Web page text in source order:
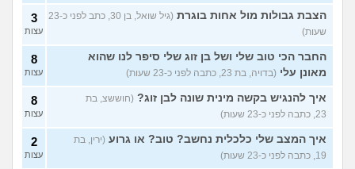
מנהל רשת בחיל התקשוב או
לוחם הגנה אווירית?
בן 19)
0
עצות
שתי אופציות קשות לפני
השירות בצה"ל (ניצן, בן 18)
2
התנשקתי עם מישהו מהבסיס
שלי ואני לא יודעת מה אני
מרגישה לגבי זה (תמר, בת 20)
6
עצות
אפשרי לקבל מנ״תית בסירוב
בבאקום?
(ליה, בת 20)
0
הצבת גבולות מול אחות בוגרת
(גיל שואל, בן 30, כתב לפני כ-23
שעות)
3
עצות
החבר הכי טוב שלי ושל בן זוג שלי סיפר לנו שהוא
מאונן עלי (בדויה, בת 23, כתבה לפני כ-23 שעות)
8
עצות
איך להנגיש בקשה מינית שונה לבן זוג? (חוששצ, בת
23, כתבה לפני כ-23 שעות)
8
עצות
איך המצב שלי כלכלית נחשב? טוב? או גרוע (ירין, בת
19, כתבה לפני כ-23 שעות)
2
עצות